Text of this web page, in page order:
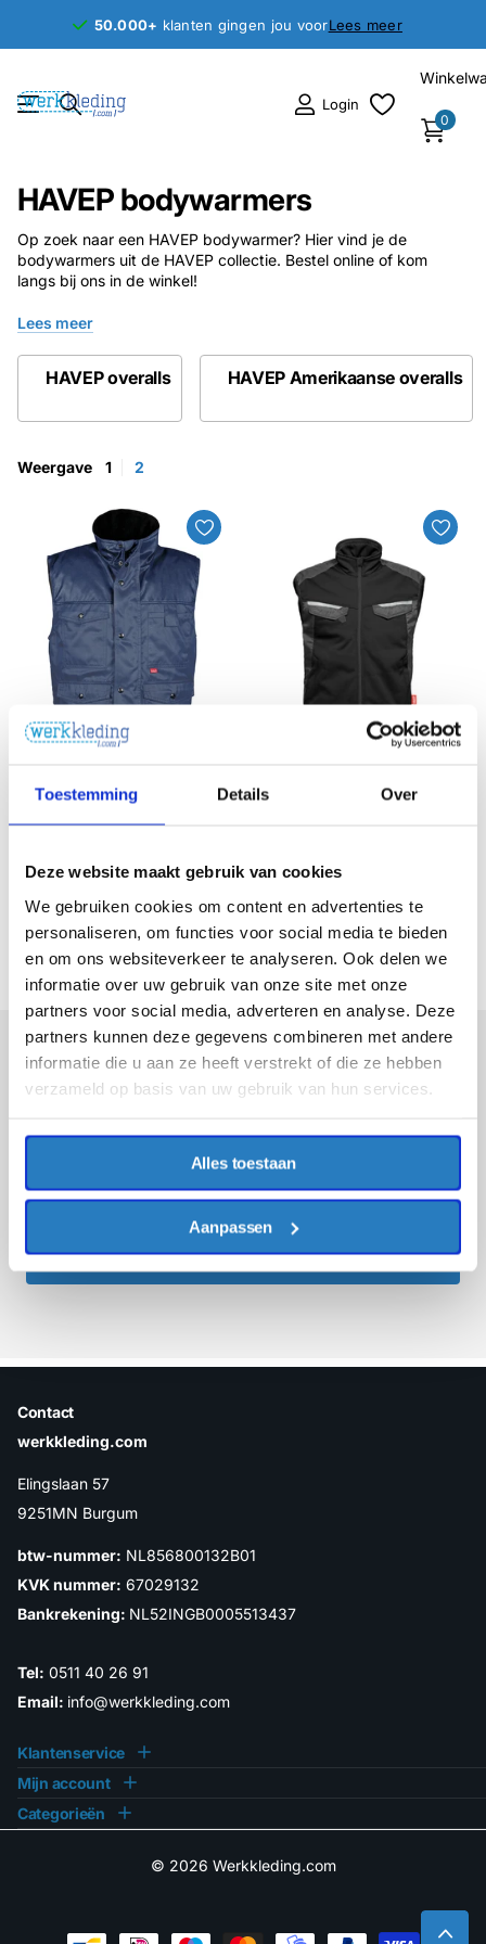
Toestemming Details Over
Deze website maakt gebruik van cookies
We gebruiken cookies om content en advertenties te
personaliseren, om functies voor social media te bieden
en om ons websiteverkeer te analyseren. Ook delen we
informatie over uw gebruik van onze site met onze
partners voor social media, adverteren en analyse. Deze
partners kunnen deze gegevens combineren met andere
informatie die u aan ze heeft verstrekt of die ze hebben
verzameld op basis van uw gebruik van hun services.
Alles toestaan
Aanpassen
50.000+ klanten gingen jou voorLees meer
50.000+
Login
0
HAVEP bodywarmers
Op zoek naar een HAVEP bodywarmer? Hier vind je de
bodywarmers uit de HAVEP collectie. Bestel online of kom
langs bij ons in de winkel!
Lees meer
HAVEP overalls HAVEP Amerikaanse overalls
Weergave 1 2
HaVep
€73,53 Incl. BTW
€60,77
HaVep
€99,85 Incl. BTW
€82,52
Meld je aan voor onze nieuwsbrief
Inschrijven
Klantenservice
Mijn account
Categorieën
Contact
werkkleding.com
Elingslaan 57
9251MN Burgum
btw-nummer: NL856800132B01
KVK nummer: 67029132
Bankrekening: NL52INGB0005513437
Tel: 0511 40 26 91
Email: info@werkkleding.com
© 2026 Werkkleding.com